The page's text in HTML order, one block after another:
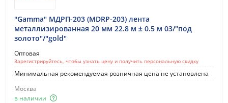
"Gamma" МДРП-203 (MDRP-203) лента
металлизированная 20 мм 22.8 м ± 0.5 м 03/"под
золото"/"gold"
Оптовая
Зарегистрируйтесь, чтобы узнать цену и получить персональную скидку
Минимальная рекомендуемая розничная цена не установлена
Москва
в наличии